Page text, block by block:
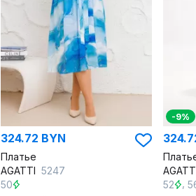
324.72 BYN
Платье
AGATTI 5247
50
-9%
52
,